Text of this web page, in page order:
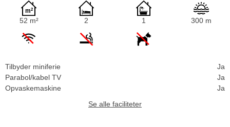
52 m² 2 1 300 m
Tilbyder miniferie
Ja
Parabol/kabel TV
Ja
Opvaskemaskine
Ja
Se alle faciliteter